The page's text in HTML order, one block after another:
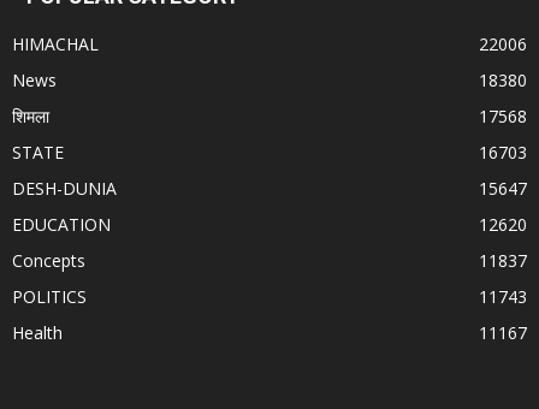
HIMACHAL
22006
News
18380
शिमला
17568
STATE
16703
DESH-DUNIA
15647
EDUCATION
12620
Concepts
11837
POLITICS
11743
Health
11167